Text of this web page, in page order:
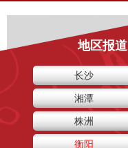
地区报道
长沙
湘潭
株洲
衡阳